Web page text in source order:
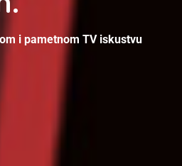
i pametnom TV iskustvu